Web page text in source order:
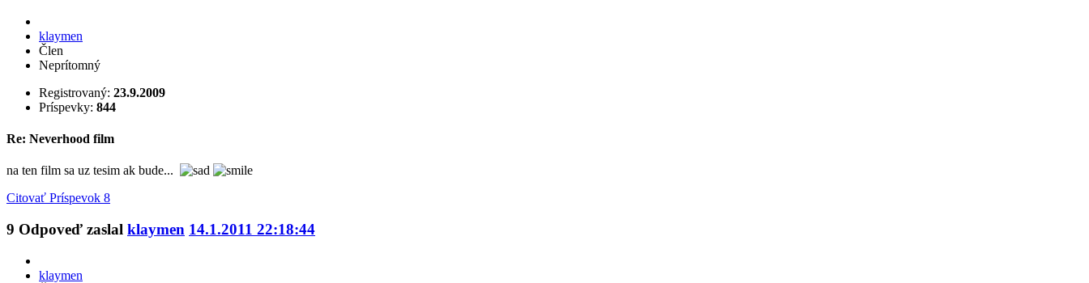
klaymen
Člen
Neprítomný
Registrovaný: 23.9.2009
Príspevky: 844
Re: Neverhood film
na ten film sa uz tesim ak bude...
Citovať Príspevok 8
9 Odpoveď zaslal klaymen 14.1.2011 22:18:44
klaymen